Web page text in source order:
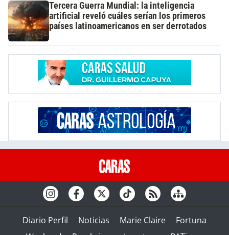
Tercera Guerra Mundial: la inteligencia
artificial reveló cuáles serían los primeros
países latinoamericanos en ser derrotados
Diario Perfil Noticias Marie Claire
Fortuna